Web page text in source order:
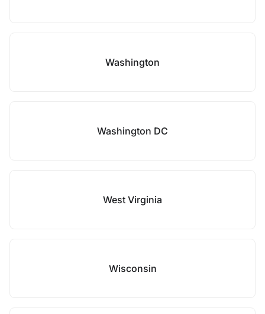
Washington
Washington DC
West Virginia
Wisconsin